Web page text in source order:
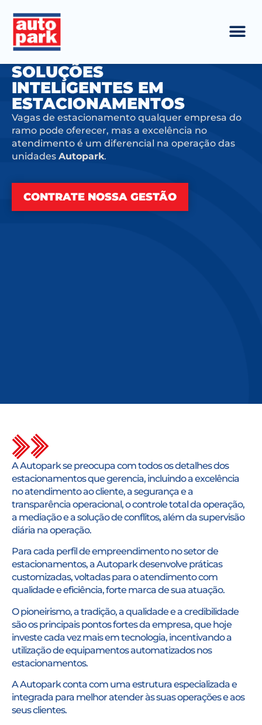
SOLUÇÕES
INTELIGENTES EM
ESTACIONAMENTOS
Vagas de estacionamento qualquer empresa do
ramo pode oferecer, mas a excelência no
atendimento é um diferencial na operação das
unidades Autopark.
CONTRATE NOSSA GESTÃO
A Autopark se preocupa com todos os detalhes dos
estacionamentos que gerencia, incluindo a excelência
no atendimento ao cliente, a segurança e a
transparência operacional, o controle total da operação,
a mediação e a solução de conflitos, além da supervisão
diária na operação.
Para cada perfil de empreendimento no setor de
estacionamentos, a Autopark desenvolve práticas
customizadas, voltadas para o atendimento com
qualidade e eficiência, forte marca de sua atuação.
O pioneirismo, a tradição, a qualidade e a credibilidade
são os principais pontos fortes da empresa, que hoje
investe cada vez mais em tecnologia, incentivando a
utilização de equipamentos automatizados nos
estacionamentos.
A Autopark conta com uma estrutura especializada e
integrada para melhor atender às suas operações e aos
seus clientes.